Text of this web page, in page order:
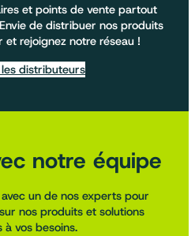
et points de vente partout
de distribuer nos produits
et rejoignez notre réseau !
distributeurs
notre équipe
un de nos experts pour
nos produits et solutions
à vos besoins.